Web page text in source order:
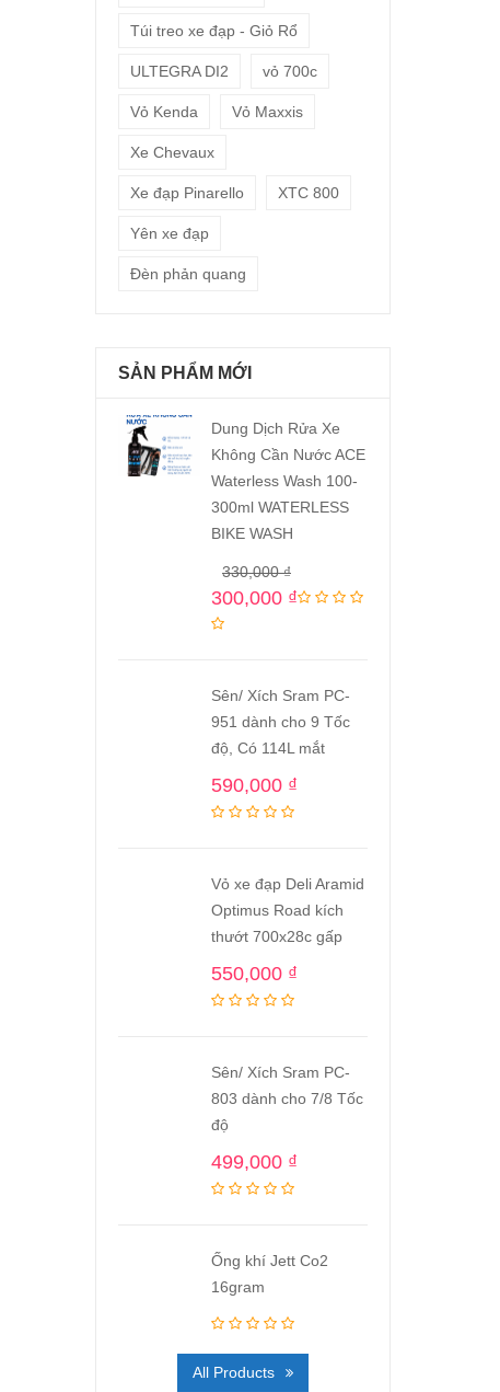
Túi treo xe đạp - Giỏ Rổ
ULTEGRA DI2 vỏ 700c
Vỏ Kenda Vỏ Maxxis
Xe Chevaux
Xe đạp Pinarello XTC 800
Yên xe đạp
Đèn phản quang
SẢN PHẨM MỚI
Dung Dịch Rửa Xe
Không Cần Nước ACE
Waterless Wash 100-
300ml WATERLESS
BIKE WASH
330,000₫
300,000 ₫
Sên/ Xích Sram PC-
951 dành cho 9 Tốc
độ, Có 114L mắt
590,000 ₫
Vỏ xe đạp Deli Aramid
Optimus Road kích
thướt 700x28c gấp
550,000 ₫
Sên/ Xích Sram PC-
803 dành cho 7/8 Tốc
độ
499,000 ₫
Ống khí Jett Co2
16gram
All Products